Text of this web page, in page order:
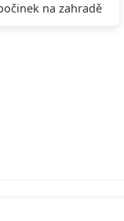
na zahradě